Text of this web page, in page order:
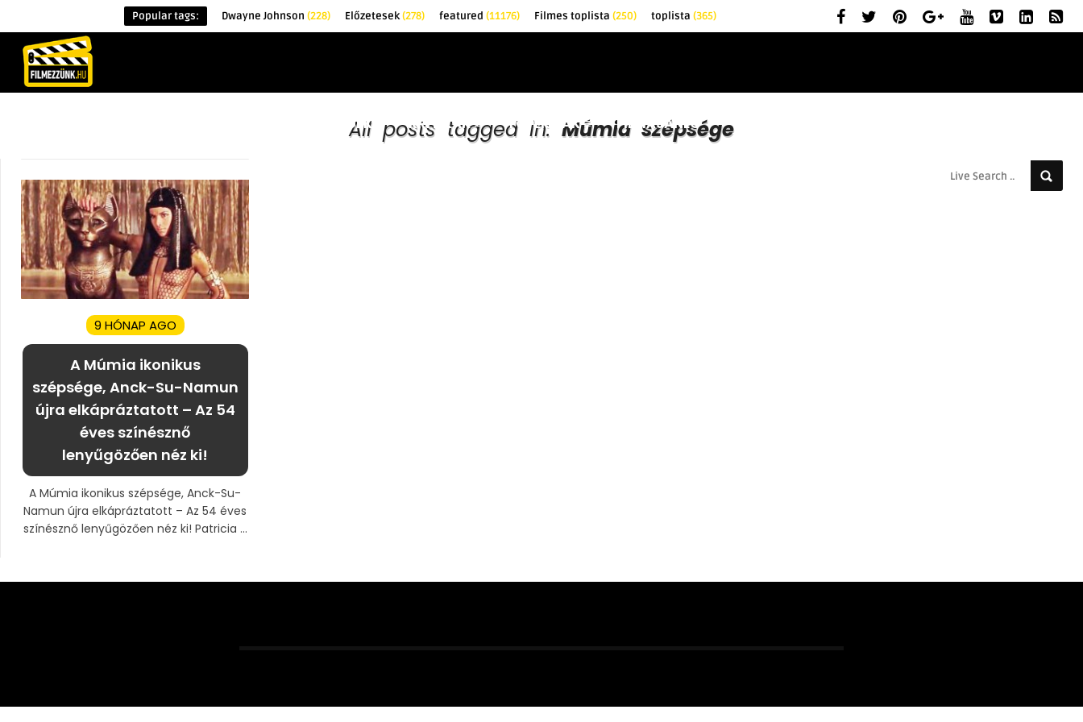
Popular tags: Dwayne Johnson (228) Előzetesek(278) featured (11176) Filmes toplista (250) toplista (365)
ÉRDEKESSÉGEK KRITIKÁK TOPLISTÁK FILMAJÁNLÓ
All posts tagged in: Múmia szépsége
9 HÓNAP AGO
A Múmia ikonikus
szépsége, Anck-Su-Namun
újra elkápráztatott – Az 54
éves színésznő
lenyűgözően néz ki!
A Múmia ikonikus szépsége, Anck-Su-
Namun újra elkápráztatott – Az 54 éves
színésznő lenyűgözően néz ki! Patricia ...